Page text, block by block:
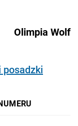
Olimpia Wolf
posadzki